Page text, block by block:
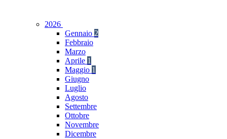
2026
Gennaio 2
Febbraio
Marzo
Aprile 1
Maggio 1
Giugno
Luglio
Agosto
Settembre
Ottobre
Novembre
Dicembre